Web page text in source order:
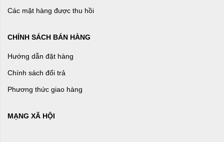
Các mặt hàng được thu hồi
CHÍNH SÁCH BÁN HÀNG
Hướng dẫn đặt hàng
Chính sách đổi trả
Phương thức giao hàng
MẠNG XÃ HỘI